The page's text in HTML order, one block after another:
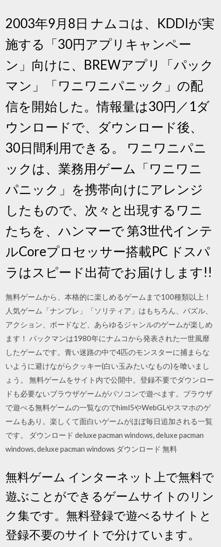
2003年9月8日 ナムコは、KDDIが実
施する「30円アプリキャンペー
ン」向けに、BREWアプリ「パック
マン」「ワニワニパニック」の配
信を開始した。情報量は30円／1ダ
ウンロードで、ダウンロード後、
30日間利用できる。 ワニワニパニ
ックは、業務用ゲーム「ワニワニ
パニック」を携帯向けにアレンジ
したもので、次々と出現するワニ
たちを、ハンマーで 第3世代インテ
ルCoreプロセッサー搭載PC ドスパ
ラはスピード出荷でお届けします!!
無料ゲームから、本格的に楽しめるゲームまで100種類以上！
人気ゲーム「ナンプレ」「ソリティア」はもちろん、パズル、
アクション、ボードなど、あらゆるジャンルのゲームが楽しめ
ます！ パックマンは1980年にナムコから発表された一世風靡
したゲームです。青い迷路の中で4匹のモンスターに捕まらな
いように避けながらクッキー(白い玉みたいなもの)を喰いまし
ょう。 無料ゲームをサイト内で公開中。登録不要でダウンロー
ドも必要ないブラウザゲームがパソコンで遊べます。ブラウザ
で遊べる無料ゲームの一覧なのでhiml5やWebGLやスマホのゲ
ームもあり。楽しくて面白いゲームがほぼ毎日追加される一覧
です。 ダウンロード deluxe pacman windows, deluxe pacman
windows, deluxe pacman windows ダウンロード 無料
無料ゲーム インターネット上で無料で
遊ぶことができるゲームサイトのリン
ク集です。無料登録で遊べるサイトと
登録不要のサイトで分けています。